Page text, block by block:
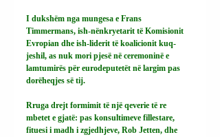
I dukshëm nga mungesa e Frans
Timmermans, ish-nënkryetarit të Komisionit
Evropian dhe ish-liderit të koalicionit kuq-
jeshil, as nuk mori pjesë në ceremoninë e
lamtumirës për eurodeputetët në largim pas
dorëheqjes së tij.
Rruga drejt formimit të një qeverie të re
mbetet e gjatë: pas konsultimeve fillestare,
fituesi i madh i zgjedhjeve, Rob Jetten, dhe